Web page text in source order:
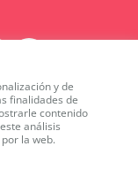
y de
finalidades de
contenido
análisis
la web.
33131